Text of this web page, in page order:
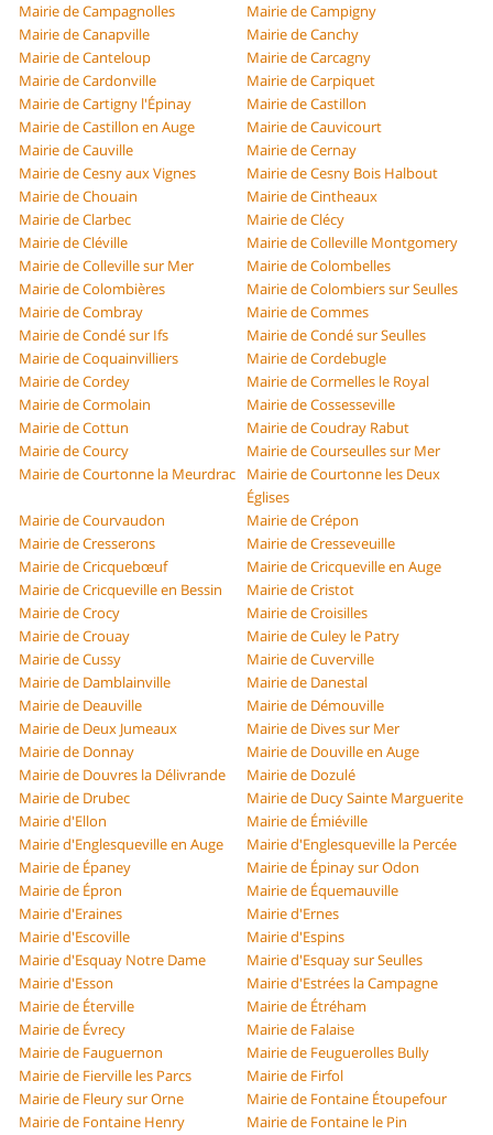
Mairie de Campagnolles
Mairie de Campigny
Mairie de Canapville
Mairie de Canchy
Mairie de Canteloup
Mairie de Carcagny
Mairie de Cardonville
Mairie de Carpiquet
Mairie de Cartigny l'Épinay
Mairie de Castillon
Mairie de Castillon en Auge
Mairie de Cauvicourt
Mairie de Cauville
Mairie de Cernay
Mairie de Cesny aux Vignes
Mairie de Cesny Bois Halbout
Mairie de Chouain
Mairie de Cintheaux
Mairie de Clarbec
Mairie de Clécy
Mairie de Cléville
Mairie de Colleville Montgomery
Mairie de Colleville sur Mer
Mairie de Colombelles
Mairie de Colombières
Mairie de Colombiers sur Seulles
Mairie de Combray
Mairie de Commes
Mairie de Condé sur Ifs
Mairie de Condé sur Seulles
Mairie de Coquainvilliers
Mairie de Cordebugle
Mairie de Cordey
Mairie de Cormelles le Royal
Mairie de Cormolain
Mairie de Cossesseville
Mairie de Cottun
Mairie de Coudray Rabut
Mairie de Courcy
Mairie de Courseulles sur Mer
Mairie de Courtonne la Meurdrac
Mairie de Courtonne les Deux
Églises
Mairie de Courvaudon
Mairie de Crépon
Mairie de Cresserons
Mairie de Cresseveuille
Mairie de Cricquebœuf
Mairie de Cricqueville en Auge
Mairie de Cricqueville en Bessin
Mairie de Cristot
Mairie de Crocy
Mairie de Croisilles
Mairie de Crouay
Mairie de Culey le Patry
Mairie de Cussy
Mairie de Cuverville
Mairie de Damblainville
Mairie de Danestal
Mairie de Deauville
Mairie de Démouville
Mairie de Deux Jumeaux
Mairie de Dives sur Mer
Mairie de Donnay
Mairie de Douville en Auge
Mairie de Douvres la Délivrande
Mairie de Dozulé
Mairie de Drubec
Mairie de Ducy Sainte Marguerite
Mairie d'Ellon
Mairie de Émiéville
Mairie d'Englesqueville en Auge
Mairie d'Englesqueville la Percée
Mairie de Épaney
Mairie de Épinay sur Odon
Mairie de Épron
Mairie de Équemauville
Mairie d'Eraines
Mairie d'Ernes
Mairie d'Escoville
Mairie d'Espins
Mairie d'Esquay Notre Dame
Mairie d'Esquay sur Seulles
Mairie d'Esson
Mairie d'Estrées la Campagne
Mairie de Éterville
Mairie de Étréham
Mairie de Évrecy
Mairie de Falaise
Mairie de Fauguernon
Mairie de Feuguerolles Bully
Mairie de Fierville les Parcs
Mairie de Firfol
Mairie de Fleury sur Orne
Mairie de Fontaine Étoupefour
Mairie de Fontaine Henry
Mairie de Fontaine le Pin